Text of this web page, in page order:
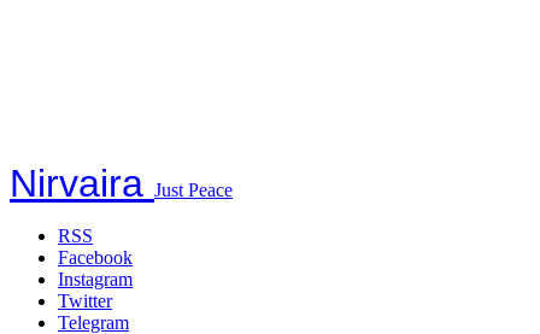
Nirvaira Just Peace
RSS
Facebook
Instagram
Twitter
Telegram